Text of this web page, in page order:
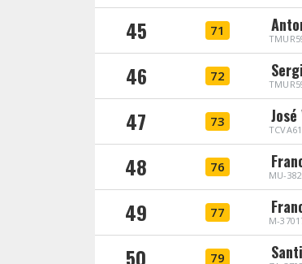
45 71
46 72
47 73 José
TCVA61
48 76
MU-
49 77
M-
50 79